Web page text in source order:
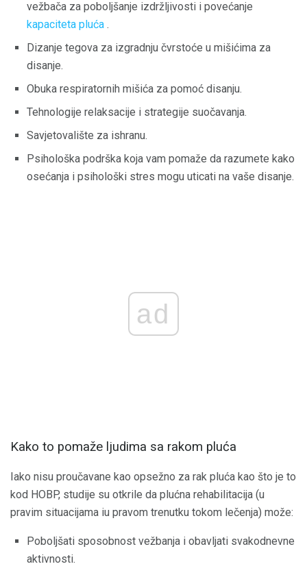
vežbača za poboljšanje izdržljivosti i povećanje
kapaciteta pluća .
Dizanje tegova za izgradnju čvrstoće u mišićima za
disanje.
Obuka respiratornih mišića za pomoć disanju.
Tehnologije relaksacije i strategije suočavanja.
Savjetovalište za ishranu.
Psihološka podrška koja vam pomaže da razumete kako
osećanja i psihološki stres mogu uticati na vaše disanje.
ad
Kako to pomaže ljudima sa rakom pluća
Iako nisu proučavane kao opsežno za rak pluća kao što je to
kod HOBP, studije su otkrile da plućna rehabilitacija (u
pravim situacijama iu pravom trenutku tokom lečenja) može:
Poboljšati sposobnost vežbanja i obavljati svakodnevne
aktivnosti.